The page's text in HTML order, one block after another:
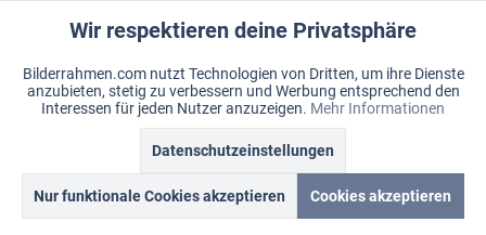
Warenkorb
Merkzettel Mein Konto
Menü
Fancy
Funktionale Aktiv
Marketing Inaktiv
Inaktiv
Wir respektieren deine Privatsphäre
Bilderrahmen.com nutzt Technologien von Dritten, um ihre Dienste
anzubieten, stetig zu verbessern und Werbung entsprechend den
Interessen für jeden Nutzer anzuzeigen. Mehr Informationen
Datenschutzeinstellungen
Nur funktionale Cookies akzeptieren Cookies akzeptieren